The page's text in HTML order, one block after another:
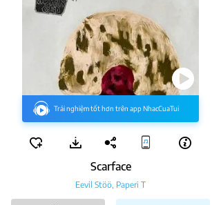
Trải nghiệm tốt hơn trên app NhacCuaTui
Scarface
Eevil Stöö, Paperi T